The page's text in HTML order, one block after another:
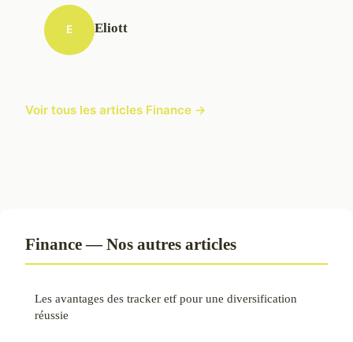
E Eliott
Voir tous les articles Finance →
Finance — Nos autres articles
Les avantages des tracker etf pour une diversification
réussie